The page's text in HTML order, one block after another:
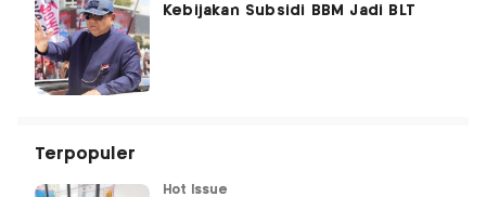
Kebijakan Subsidi BBM Jadi BLT
Terpopuler
Hot Issue